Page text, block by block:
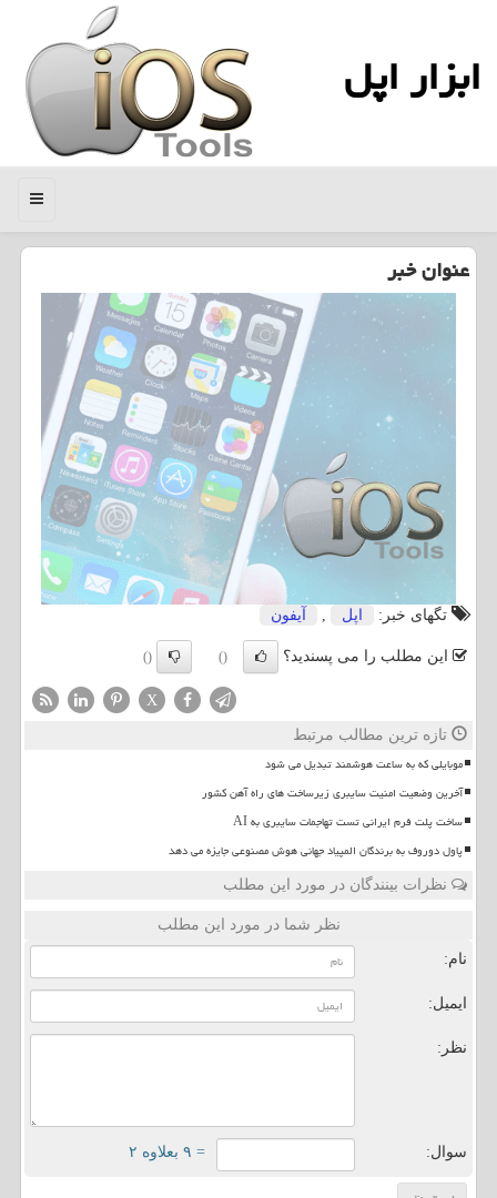
ابزار اپل
منو
عنوان خبر
تگهای خبر: اپل آیفون
این مطلب را می پسندید؟ ()
()
X
تازه ترین مطالب مرتبط
موبایلی که به ساعت هوشمند تبدیل می شود
آخرین وضعیت امنیت سایبری زیرساخت های راه آهن کشور
ساخت پلت فرم ایرانی تست تهاجمات سایبری به AI
پاول دوروف به برندگان المپیاد جهانی هوش مصنوعی جایزه می دهد
نظرات بینندگان در مورد این مطلب
نظر شما در مورد این مطلب
نام:
ایمیل:
نظر:
سوال: = ۹ بعلاوه ۲